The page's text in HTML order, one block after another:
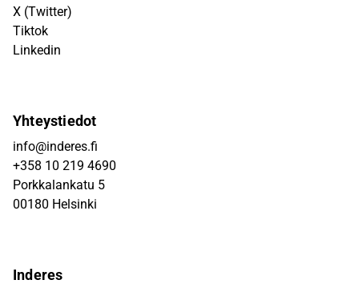
X (Twitter)
Tiktok
Linkedin
Yhteystiedot
info@inderes.fi
+358 10 219 4690
Porkkalankatu 5
00180 Helsinki
Inderes